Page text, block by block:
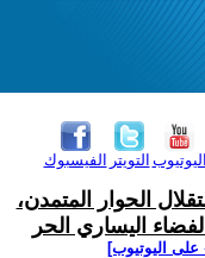
الفيسبوك التويتر اليوتيوب
الحوار المتمدن،
اليساري الحر
اليوتيوب]